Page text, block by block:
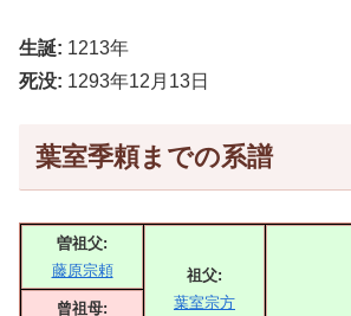
生誕: 1213年
死没: 1293年12月13日
葉室季頼までの系譜
曽祖父:
藤原宗頼
祖父:
葉室宗方
曾祖母: